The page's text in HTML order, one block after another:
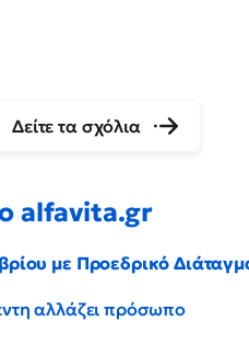
Δείτε τα σχόλια
alfavita.gr
με Προεδρικό
αλλάζει πρόσωπο